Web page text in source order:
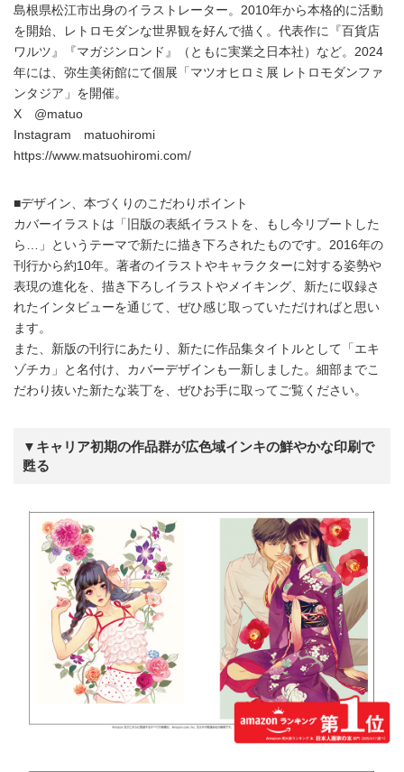
島根県松江市出身のイラストレーター。2010年から本格的に活動
を開始、レトロモダンな世界観を好んで描く。代表作に『百貨店
ワルツ』『マガジンロンド』（ともに実業之日本社）など。2024
年には、弥生美術館にて個展「マツオヒロミ展 レトロモダンファ
ンタジア」を開催。
X @matuo
Instagram matuohiromi
https://www.matsuohiromi.com/
■デザイン、本づくりのこだわりポイント
カバーイラストは「旧版の表紙イラストを、もし今リブートした
ら…」というテーマで新たに描き下ろされたものです。2016年の
刊行から約10年。著者のイラストやキャラクターに対する姿勢や
表現の進化を、描き下ろしイラストやメイキング、新たに収録さ
れたインタビューを通じて、ぜひ感じ取っていただければと思い
ます。
また、新版の刊行にあたり、新たに作品集タイトルとして「エキ
ゾチカ」と名付け、カバーデザインも一新しました。細部までこ
だわり抜いた新たな装丁を、ぜひお手に取ってご覧ください。
▼キャリア初期の作品群が広色域インキの鮮やかな印刷で
甦る